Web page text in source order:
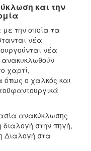
και την
με την οποία τα
νέα
νέα
ανακυκλωθούν
χαρτί,
ο χαλκός και
ανακύκλωσης
στην πηγή,
Διαλογή στα